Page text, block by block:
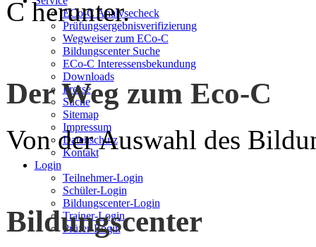
ECo-C Analysecheck
Prüfungsergebnisverifizierung
Wegweiser zum ECo-C
Bildungscenter Suche
ECo-C Interessensbekundung
Downloads
Presse
Suche
Sitemap
Impressum
Datenschutz
Kontakt
Login
Teilnehmer-Login
Schüler-Login
Bildungscenter-Login
Trainer-Login
Prüfer-Login
C herunter.
Der Weg zum Eco-C
Von der Auswahl des
Bildungscenter